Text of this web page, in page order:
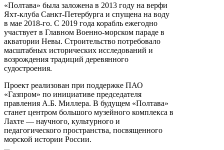
«Полтава» была заложена в 2013 году на верфи
Яхт-клуба Санкт-Петербурга и спущена на воду
в мае 2018-го. С 2019 года корабль ежегодно
участвует в Главном Военно-морском параде в
акватории Невы. Строительство потребовало
масштабных исторических исследований и
возрождения традиций деревянного
судостроения.
Проект реализован при поддержке ПАО
«Газпром» по инициативе председателя
правления А.Б. Миллера. В будущем «Полтава»
станет центром большого музейного комплекса в
Лахте — научного, культурного и
педагогического пространства, посвященного
морской истории России.